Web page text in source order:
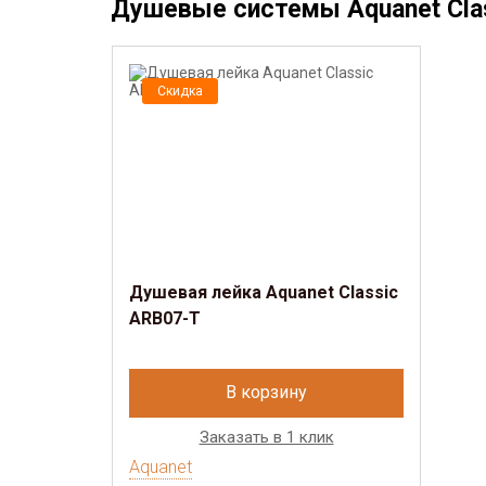
Душевые системы Aquanet
Скидка
Душевая лейка Aquanet Classic
ARB07-T
В корзину
Заказать в 1 клик
Aquanet